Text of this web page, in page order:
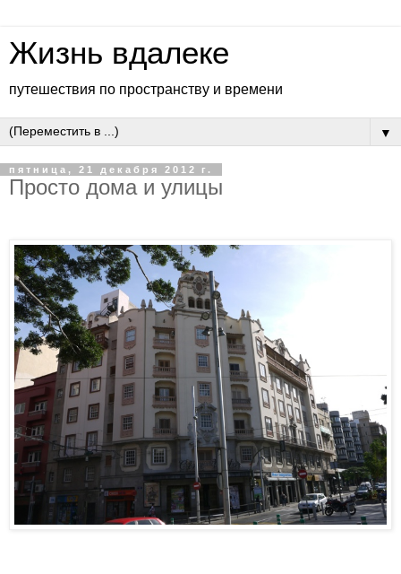
Жизнь вдалеке
путешествия по пространству и времени
▼
пятница, 21 декабря 2012 г.
Просто дома и улицы